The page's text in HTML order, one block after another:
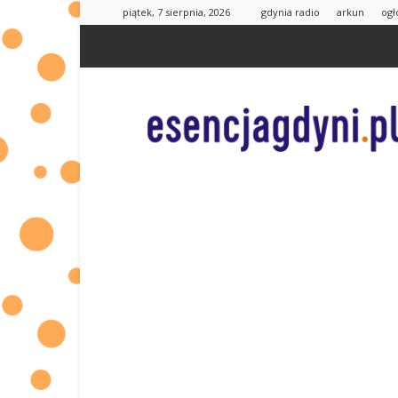
piątek, 7 sierpnia, 2026 gdynia radio arkun
|
informacje